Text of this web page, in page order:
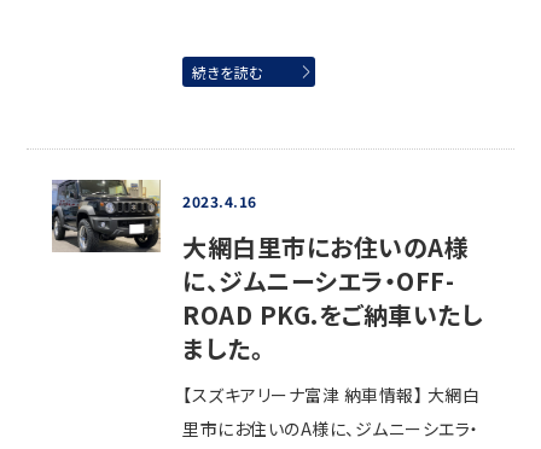
続きを読む
2023.4.16
大網白里市にお住いのA様
に、ジムニーシエラ・OFF-
ROAD PKG.をご納車いたし
ました。
【スズキアリーナ富津 納車情報】 大網白
里市にお住いのA様に、ジムニーシエラ・